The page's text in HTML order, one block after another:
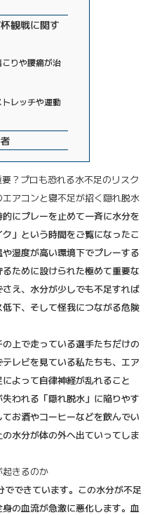
観戦に関す
りや腰痛が治
レッチや運動
？プロも恐れる水不足のリスク
アコンと寝不足が招く隠れ脱水
にプレーを止めて一斉に水分を
」という時間をご覧になったこ
湿度が高い環境下でプレーする
ために設けられた極めて重要な
え、水分が少しでも不足すれば
下、そして怪我につながる危険
上で走っている選手たちだけの
レビを見ている私たちも、エア
よって自律神経が乱れること
われる「隠れ脱水」に陥りやす
お酒やコーヒーなどを飲んでい
水分が体の外へ出ていってしま
きるのか
できています。この水分が不足
の血流が急激に悪化します。血